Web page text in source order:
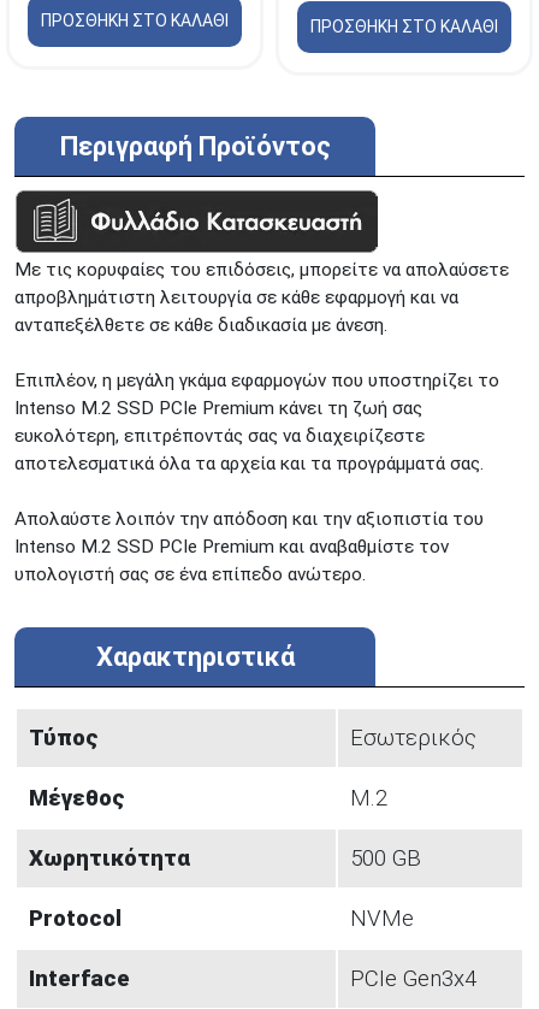
ΠΡΟΣΘΗΚΗ ΣΤΟ ΚΑΛΑΘΙ ΠΡΟΣΘΗΚΗ ΣΤΟ ΚΑΛΑΘΙ
Περιγραφή Προϊόντος
Με τις κορυφαίες του επιδόσεις, μπορείτε να απολαύσετε
απροβλημάτιστη λειτουργία σε κάθε εφαρμογή και να
ανταπεξέλθετε σε κάθε διαδικασία με άνεση.
Επιπλέον, η μεγάλη γκάμα εφαρμογών που υποστηρίζει το
Intenso M.2 SSD PCIe Premium κάνει τη ζωή σας
ευκολότερη, επιτρέποντάς σας να διαχειρίζεστε
αποτελεσματικά όλα τα αρχεία και τα προγράμματά σας.
Απολαύστε λοιπόν την απόδοση και την αξιοπιστία του
Intenso M.2 SSD PCIe Premium και αναβαθμίστε τον
υπολογιστή σας σε ένα επίπεδο ανώτερο.
Χαρακτηριστικά
Τύπος Εσωτερικός
Μέγεθος Μ.2
Χωρητικότητα 500 GB
Protocol NVMe
Interface PCIe Gen3x4